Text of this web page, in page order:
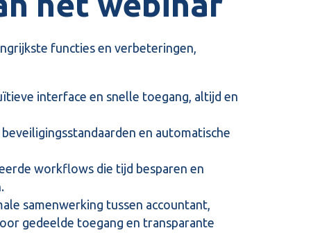
functies en verbeteringen,
interface en snelle toegang, altijd en
en automatische
workflows die tijd besparen en
samenwerking tussen accountant,
gedeelde toegang en transparante